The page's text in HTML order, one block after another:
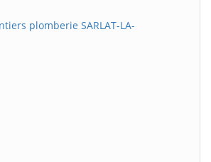
plomberie SARLAT-LA-